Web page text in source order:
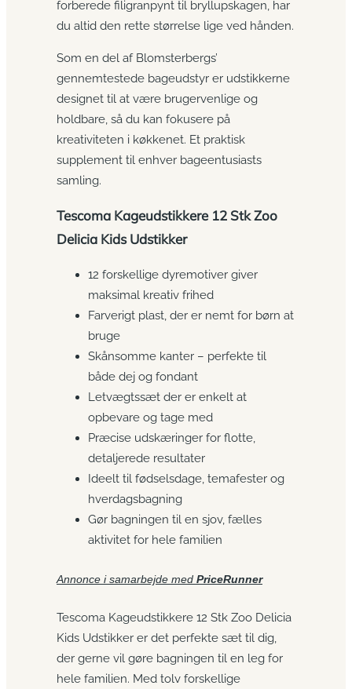
forberede filigranpynt til bryllupskagen, har
du altid den rette størrelse lige ved hånden.
Som en del af Blomsterbergs’
gennemtestede bageudstyr er udstikkerne
designet til at være brugervenlige og
holdbare, så du kan fokusere på
kreativiteten i køkkenet. Et praktisk
supplement til enhver bageentusiasts
samling.
Tescoma Kageudstikkere 12 Stk Zoo
Delicia Kids Udstikker
12 forskellige dyremotiver giver
maksimal kreativ frihed
Farverigt plast, der er nemt for børn at
bruge
Skånsomme kanter – perfekte til
både dej og fondant
Letvægtssæt der er enkelt at
opbevare og tage med
Præcise udskæringer for flotte,
detaljerede resultater
Ideelt til fødselsdage, temafester og
hverdagsbagning
Gør bagningen til en sjov, fælles
aktivitet for hele familien
Annonce i samarbejde med PriceRunner
Tescoma Kageudstikkere 12 Stk Zoo Delicia
Kids Udstikker er det perfekte sæt til dig,
der gerne vil gøre bagningen til en leg for
hele familien. Med tolv forskellige